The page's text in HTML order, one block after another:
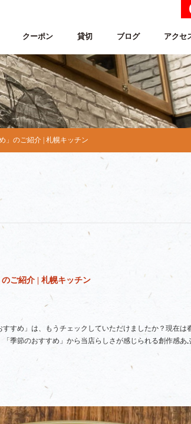
クーポン 貸切 ブログ アクセ
」のご紹介 | 札幌キッチン
ご紹介 | 札幌キッチン
すめ」は、もうチェックしていただけましたか？現在は
季節のおすすめ」から当店らしさが感じられる創作感あ